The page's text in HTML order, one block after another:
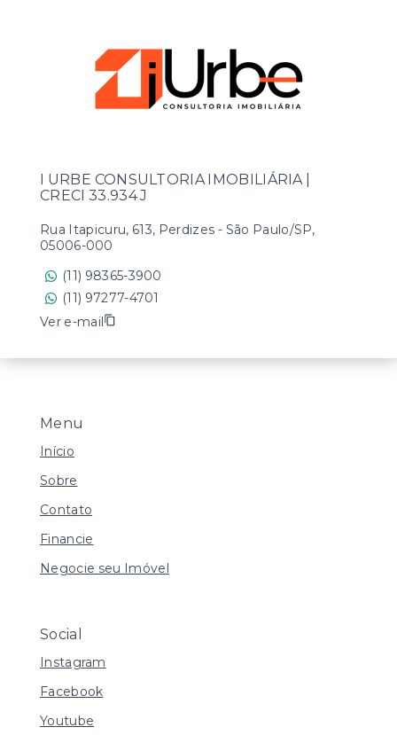
Menu
Início
Sobre
Contato
Financie
Negocie seu Imóvel
Social
Instagram
Facebook
Youtube
I URBE CONSULTORIA IMOBILIÁRIA |
CRECI 33.934 J
Rua Itapicuru, 613, Perdizes - São Paulo/SP,
05006-000
(11) 98365-3900
(11) 97277-4701
Ver e-mail